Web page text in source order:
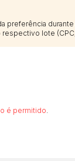
preferência
respectivo lote
é permitido.